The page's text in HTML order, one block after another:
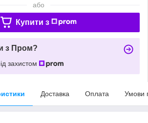
або
Купити з
з Пром?
захистом
Доставка Оплата Умови